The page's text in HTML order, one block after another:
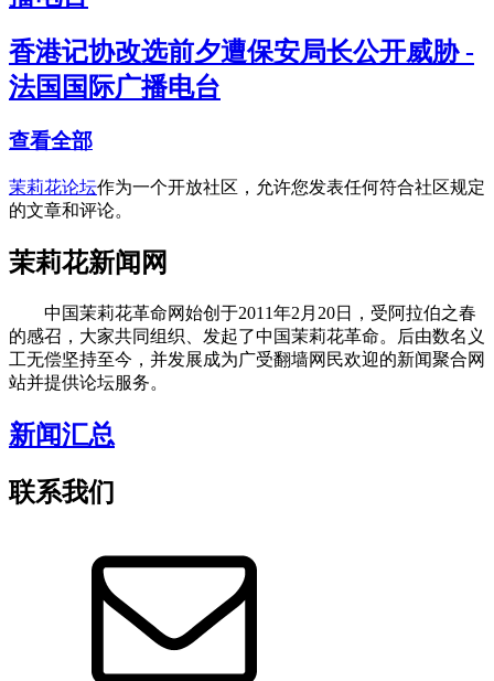
香港记协改选前夕遭保安局长公开威胁 -
法国国际广播电台
查看全部
茉莉花论坛作为一个开放社区，允许您发表任何符合社区规定
的文章和评论。
茉莉花新闻网
中国茉莉花革命网始创于2011年2月20日，受阿拉伯之春
的感召，大家共同组织、发起了中国茉莉花革命。后由数名义
工无偿坚持至今，并发展成为广受翻墙网民欢迎的新闻聚合网
站并提供论坛服务。
新闻汇总
联系我们